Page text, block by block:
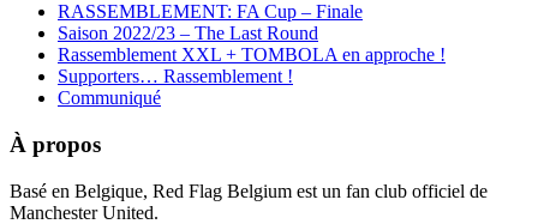
RASSEMBLEMENT: FA Cup – Finale
Saison 2022/23 – The Last Round
Rassemblement XXL + TOMBOLA en approche !
Supporters… Rassemblement !
Communiqué
À propos
Basé en Belgique, Red Flag Belgium est un fan club officiel de
Manchester United.